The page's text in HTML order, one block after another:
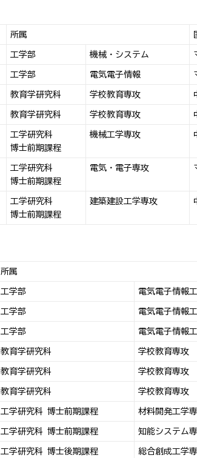
所属
工学部 機械・システム
工学部 電気電子情報
教育学研究科 学校教育専攻
教育学研究科 学校教育専攻
工学研究科
博士前期課程
機械工学専攻
工学研究科
博士前期課程
電気・電子専攻
工学研究科
博士前期課程
建築建設工学専攻
所属
工学部 電気電子情報
工学部 電気電子情報
工学部 電気電子情報
教育学研究科 学校教育専攻
教育学研究科 学校教育専攻
教育学研究科 学校教育専攻
工学研究科 博士前期課程 材料開発工学
工学研究科 博士前期課程 知能システム
工学研究科 博士後期課程 総合創成工学